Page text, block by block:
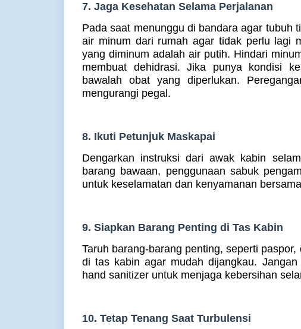
7. Jaga Kesehatan Selama Perjalanan
Pada saat menunggu di bandara agar tubuh
air minum dari rumah agar tidak perlu lagi
yang diminum adalah air putih. Hindari
membuat dehidrasi. Jika punya kondisi
bawalah obat yang diperlukan.
mengurangi pegal.
8. Ikuti Petunjuk Maskapai
Dengarkan instruksi dari awak kabin
barang bawaan, penggunaan sabuk
untuk keselamatan dan kenyamanan
9. Siapkan Barang Penting di Tas Kabin
Taruh barang-barang penting, seperti
di tas kabin agar mudah dijangkau.
hand sanitizer untuk menjaga kebersihan
10. Tetap Tenang Saat Turbulensi